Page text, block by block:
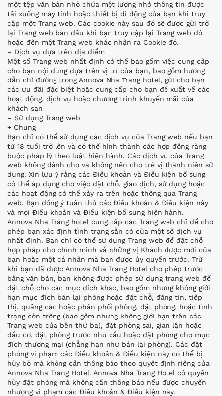
một tệp văn bản nhỏ chứa một lượng nhỏ thông tin được
tải xuống máy tính hoặc thiết bị di động của bạn khi truy
cập một Trang web. Các cookie này sau đó sẽ được gửi trở
lại Trang web ban đầu khi bạn truy cập lại Trang web đó
hoặc đến một Trang web khác nhận ra Cookie đó.
– Dịch vụ dựa trên địa điểm
Một số Trang web nhất định có thể bao gồm việc cung cấp
cho bạn nội dung dựa trên vị trí của bạn, bao gồm hướng
dẫn chỉ đường trong Annova Nha Trang hotel, gửi cho bạn
các ưu đãi đặc biệt hoặc cung cấp cho bạn đề xuất về các
hoạt động, dịch vụ hoặc chương trình khuyến mãi của
khách sạn
– Sử dụng Trang web
+ Chung
Bạn chỉ có thể sử dụng các dịch vụ của Trang web nếu bạn
từ 18 tuổi trở lên và có thể hình thành các hợp đồng ràng
buộc pháp lý theo luật hiện hành. Các dịch vụ của Trang
web không dành cho và không nên cho trẻ vị thành niên sử
dụng. Xin lưu ý rằng các Điều khoản và Điều kiện bổ sung
có thể áp dụng cho việc đặt chỗ, giao dịch, sử dụng hoặc
các hoạt động có thể xảy ra trên hoặc thông qua Trang
web. Bạn đồng ý tuân thủ các Điều khoản & Điều kiện này
và mọi Điều khoản và Điều kiện bổ sung hiện hành.
Annova Nha Trang hotel cung cấp các Trang web chỉ để cho
phép bạn xác định tình trạng sẵn có của một số dịch vụ
nhất định. Bạn chỉ có thể sử dụng Trang web để đặt chỗ
hợp pháp cho chính mình và những vị Khách được mời của
bạn hoặc một cá nhân mà bạn được ủy quyền trước. Trừ
khi bạn đã được Annova Nha Trang Hotel cho phép trước
bằng văn bản, bạn không được phép sử dụng trang web để
đặt chỗ cho các mục đích khác, bao gồm nhưng không giới
hạn mục đích bán lại phòng hoặc đặt chỗ, đăng tin, tiếp
thị, quảng cáo hoặc phân phối phòng, đặt phòng, hoặc tình
trạng còn trống (bao gồm nhưng không giới hạn trên các
Trang web của bên thứ ba), đặt phòng sai, gian lận hoặc
đầu cơ, đặt phòng trước nhu cầu hoặc đặt phòng cho mục
đích thương mại (chẳng hạn như bán lại phòng). Các đặt
phòng vi phạm các Điều khoản & Điều kiện này có thể bị
hủy bỏ mà không cần thông báo theo quyết định riêng của
Annova Nha Trang Hotel. Annova Nha Trang Hotel có quyền
hủy đặt phòng mà không cần thông báo nếu được chuyển
nhượng vi phạm các Điều khoản & Điều kiện này.